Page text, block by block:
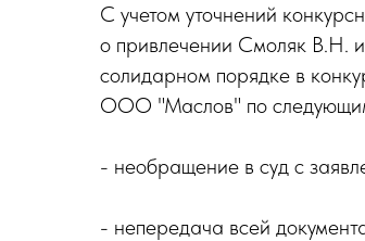
С учетом уточнений
о привлечении Смоляк В.Н.
солидарном порядке в
ООО "Маслов" по
- необращение в суд с
- непередача всей